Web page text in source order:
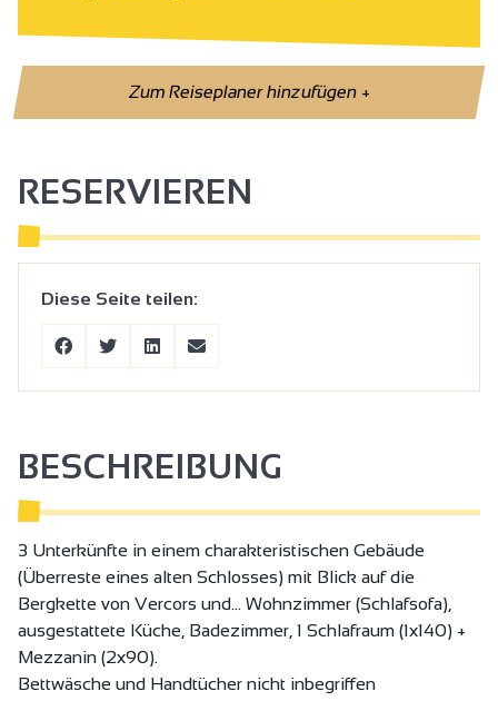
Zum Reiseplaner hinzufügen+
RESERVIEREN
Diese Seite teilen:
BESCHREIBUNG
3 Unterkünfte in einem charakteristischen Gebäude
(Überreste eines alten Schlosses) mit Blick auf die
Bergkette von Vercors und... Wohnzimmer (Schlafsofa),
ausgestattete Küche, Badezimmer, 1 Schlafraum (1x140) +
Mezzanin (2x90).
Bettwäsche und Handtücher nicht inbegriffen